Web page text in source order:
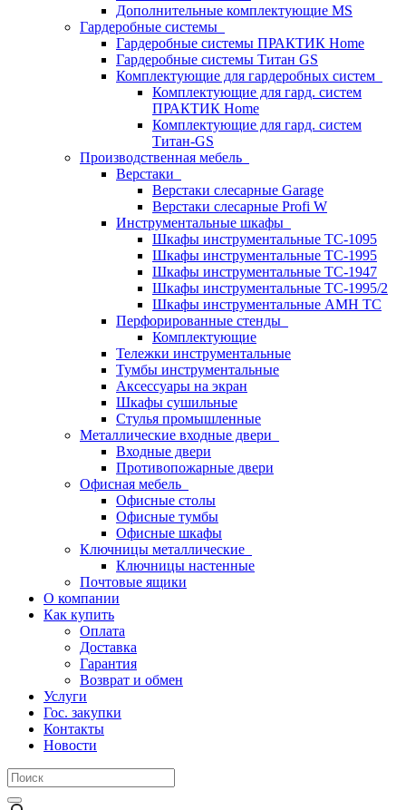
Дополнительные комплектующие MS
Гардеробные системы
Гардеробные системы ПРАКТИК Home
Гардеробные системы Титан GS
Комплектующие для гардеробных систем
Комплектующие для гард. систем
ПРАКТИК Home
Комплектующие для гард. систем
Титан-GS
Производственная мебель
Верстаки
Верстаки слесарные Garage
Верстаки слесарные Profi W
Инструментальные шкафы
Шкафы инструментальные TC-1095
Шкафы инструментальные TC-1995
Шкафы инструментальные TC-1947
Шкафы инструментальные TC-1995/2
Шкафы инструментальные AMH TC
Перфорированные стенды
Комплектующие
Тележки инструментальные
Тумбы инструментальные
Аксессуары на экран
Шкафы сушильные
Стулья промышленные
Металлические входные двери
Входные двери
Противопожарные двери
Офисная мебель
Офисные столы
Офисные тумбы
Офисные шкафы
Ключницы металлические
Ключницы настенные
Почтовые ящики
О компании
Как купить
Оплата
Доставка
Гарантия
Возврат и обмен
Услуги
Гос. закупки
Контакты
Новости